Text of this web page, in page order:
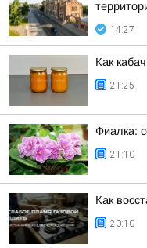
14:27
Как
21:25
Фиалка:
21:10
Как
20:10